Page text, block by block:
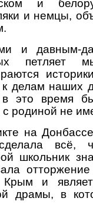
и
и немцы,
и давным-
петляет
делам наших
это время
с родиной не
на
всё,
школьник
отторжение
Крым и
драмы, в